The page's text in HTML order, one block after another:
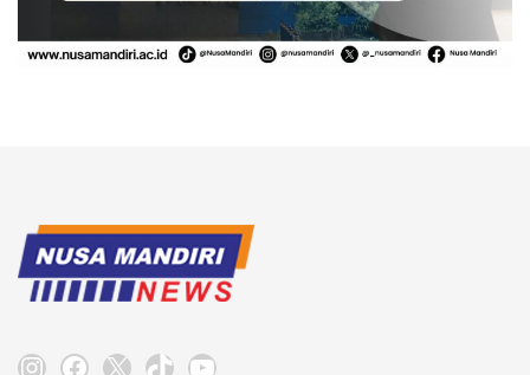
Instagram
Facebook
X TikTokYouTube